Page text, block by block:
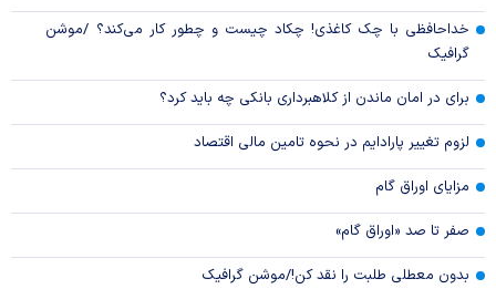
خداحافظی با چک کاغذی! چکاد چیست و چطور کار می‌کند؟ /موشن
گرافیک
برای در امان ماندن از کلاهبرداری بانکی چه باید کرد؟
لزوم تغییر پارادایم در نحوه تامین مالی اقتصاد
مزایای اوراق گام
صفر تا صد «اوراق گام»
بدون معطلی طلبت را نقد کن!/موشن گرافیک